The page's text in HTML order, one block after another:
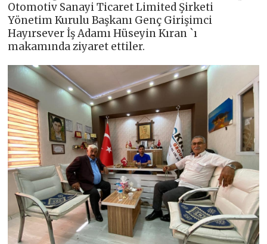
Otomotiv Sanayi Ticaret Limited Şirketi
Yönetim Kurulu Başkanı Genç Girişimci
Hayırsever İş Adamı Hüseyin Kıran `ı
makamında ziyaret ettiler.